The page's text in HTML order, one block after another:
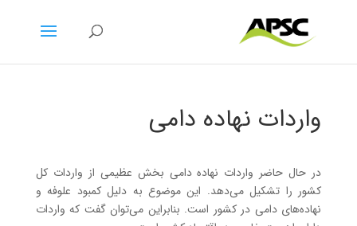
واردات نهاده دامی
در حال حاضر واردات نهاده دامی بخش عظیمی از واردات کل
کشور را تشکیل می‌دهد. این موضوع به دلیل کمبود علوفه و
نهاده‌های دامی در کشور است. بنابراین می‌توان گفت که واردات